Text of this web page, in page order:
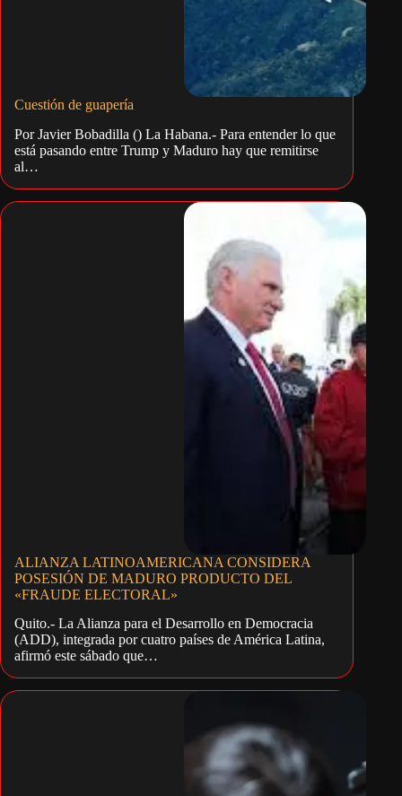
Cuestión de guapería
Por Javier Bobadilla () La Habana.- Para entender lo que
está pasando entre Trump y Maduro hay que remitirse
al…
ALIANZA LATINOAMERICANA CONSIDERA
POSESIÓN DE MADURO PRODUCTO DEL
«FRAUDE ELECTORAL»
Quito.- La Alianza para el Desarrollo en Democracia
(ADD), integrada por cuatro países de América Latina,
afirmó este sábado que…